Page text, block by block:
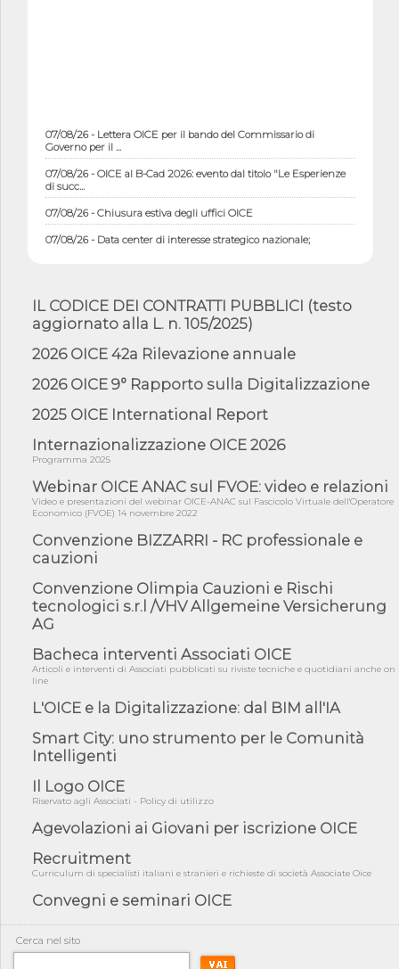
07/08/26 - Lettera OICE per il bando del Commissario di
Governo per il ...
07/08/26 - OICE al B-Cad 2026: evento dal titolo "Le Esperienze
di succ...
07/08/26 - Chiusura estiva degli uffici OICE
07/08/26 - Data center di interesse strategico nazionale;
interventi pe...
07/08/26 - Ponte sullo Stretto di Messina: deliberata la
sussistenza di...
07/08/26 - Tunnel Brennero, dal Cipess via libera al quinto lotto
06/08/26 - Istat, produzione industriale in calo dell'1% a giugno,
con ...
riqualificazione sism...
06/08/26 - CdM: approvato il d.lgs. di adeguamento all’AI Act in
06/08/26 - DDL delegazione europea in Cdm per recepimento
norme UE in m...
05/08/26 - DL Infrastrutture e PNRR è legge: approvata oggi la
fiducia...
05/08/26 - Focus OICE sul DDL di riforma della responsabilità
05/08/26 - Anac: pubblicata la Relazione illustrativa al Bando tipo
2 s...
05/08/26 - SAVE THE DATE: Assemblea Pubblica Confindustria
05/08/26 - Successo OICE per il bando della Città metropolitana
di Reg...
05/08/26 - Lettera OICE per il bando della Giunta Regionale della
Campa...
04/08/26 - DL PA: previste cancellazioni da elenchi professionisti
per ...
04/08/26 - International Sustainable Buildings Competition -
COP31, An...
04/08/26 - CdS, project financing: progetto di fattibilità da
04/08/26 - Rapporto Anac corruzione 2020-2026: procedimenti
penali per ...
IL CODICE DEI CONTRATTI PUBBLICI (testo
aggiornato alla L. n. 105/2025)
2026 OICE 42a Rilevazione annuale
2026 OICE 9° Rapporto sulla Digitalizzazione
2025 OICE International Report
Internazionalizzazione OICE 2026
Programma 2025
Webinar OICE ANAC sul FVOE: video e relazioni
Video e presentazioni del webinar OICE-ANAC sul Fascicolo Virtuale dell'Operatore
Economico (FVOE) 14 novembre 2022
Convenzione BIZZARRI - RC professionale e
cauzioni
Convenzione Olimpia Cauzioni e Rischi
tecnologici s.r.l /VHV Allgemeine Versicherung
AG
Bacheca interventi Associati OICE
Articoli e interventi di Associati pubblicati su riviste tecniche e quotidiani anche on
line
L'OICE e la Digitalizzazione: dal BIM all'IA
Smart City: uno strumento per le Comunità
Intelligenti
Il Logo OICE
Riservato agli Associati - Policy di utilizzo
Agevolazioni ai Giovani per iscrizione OICE
Recruitment
Curriculum di specialisti italiani e stranieri e richieste di società Associate Oice
Convegni e seminari OICE
Cerca nel sito